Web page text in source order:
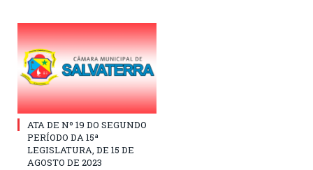
ATA DE Nº 19 DO SEGUNDO
PERÍODO DA 15ª
LEGISLATURA, DE 15 DE
AGOSTO DE 2023